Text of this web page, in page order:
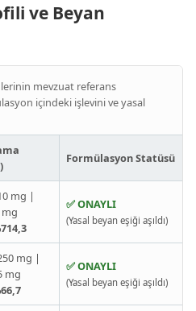
ve Beyan
mevzuat referans
içindeki işlevini ve yasal
Formülasyon Statüsü
mg |
mg
✅ ONAYLI
(Yasal beyan eşiği aşıldı)
mg |
mg
✅ ONAYLI
(Yasal beyan eşiği aşıldı)